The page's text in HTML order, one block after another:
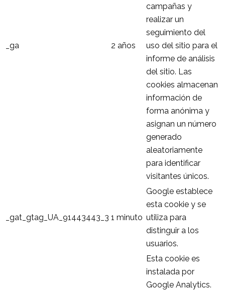
_ga 2 años
campañas y
realizar un
seguimiento del
uso del sitio para el
informe de análisis
del sitio. Las
cookies almacenan
información de
forma anónima y
asignan un número
generado
aleatoriamente
para identificar
visitantes únicos.
_gat_gtag_UA_91443443_3 1 minuto
Google establece
esta cookie y se
utiliza para
distinguir a los
usuarios.
Esta cookie es
instalada por
Google Analytics.